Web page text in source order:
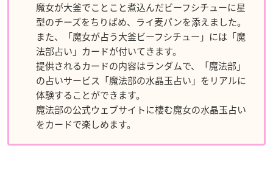
魔女が大釜でことこと煮込んだビーフシチューに星
型のチーズをちりばめ、ライ麦パンを添えました。
また、「魔女が占う大釜ビーフシチュー」には「魔
法部占い」カードが付いてきます。
提供されるカードの内容はランダムで、「魔法部」
の占いサービス「魔法部の水晶玉占い」をリアルに
体験することができます。
魔法部の公式ウェブサイトに棲む魔女の水晶玉占い
をカードで楽しめます。